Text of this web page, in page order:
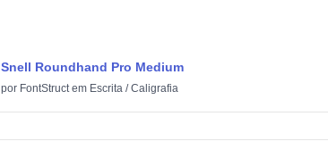
Snell Roundhand Pro Medium
por FontStructem Escrita /Caligrafia